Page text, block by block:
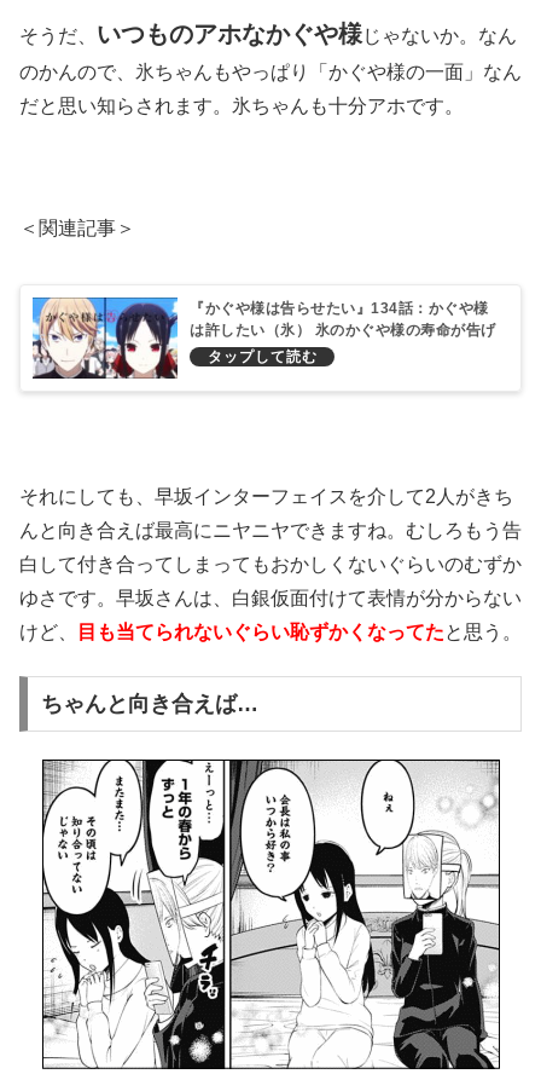
そうだ、 いつものアホなかぐや様じゃないか。なん
のかんので、氷ちゃんもやっぱり「かぐや様の一面」なん
だと思い知らされます。氷ちゃんも十分アホです。
＜関連記事＞
『かぐや様は告らせたい』134話：かぐや様
は許したい（氷） 氷のかぐや様の寿命が告げ
られてるわけだが…
それにしても、早坂インターフェイスを介して2人がきち
んと向き合えば最高にニヤニヤできますね。むしろもう告
白して付き合ってしまってもおかしくないぐらいのむずか
ゆさです。早坂さんは、白銀仮面付けて表情が分からない
けど、
目も当てられないぐらい恥ずかくなってたと思う。
ちゃんと向き合えば…